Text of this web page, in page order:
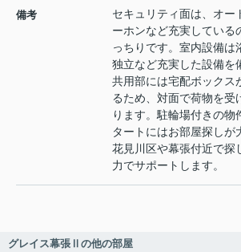
備考
セキュリティ面は、オー
ーホンなど充実している
っちりです。室内設備は
独立など充実した設備を
共用部には宅配ボックス
るため、対面で荷物を受
ります。駐輪場付きの物
タートにはお部屋探しが
花見川区や幕張付近で探
力でサポートします。
グレイス幕張Ⅱの他の部屋